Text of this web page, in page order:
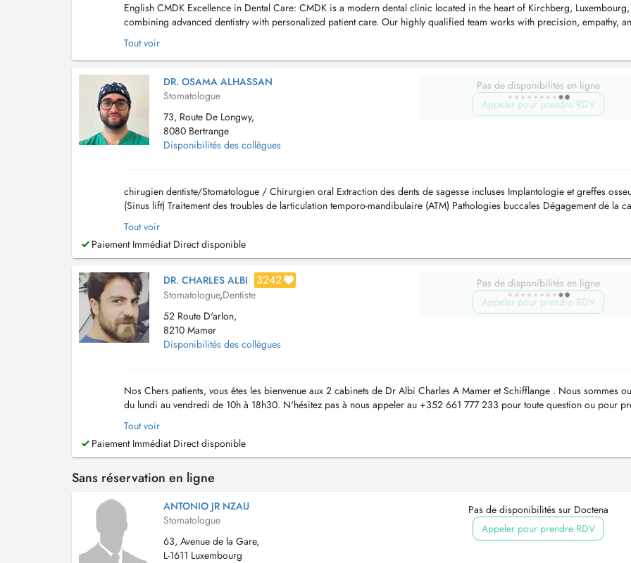
English CMDK Excellence in Dental Care: CMDK is a modern dental clinic located in the heart of Kirchberg, Luxembourg,
combining advanced dentistry with personalized patient care. Our highly qualified team works with precision, empathy,
of-the-art technology. We provide a full ran...
Tout voir
DR. OSAMA ALHASSAN
Stomatologue
73, Route De Longwy,
8080 Bertrange
Disponibilités des collègues
Pas de disponibilités en ligne
Appeler pour prendre RDV
chirugien dentiste/Stomatologue / Chirurgien oral Extraction des dents de sagesse incluses Implantologie et greffes
(Sinus lift) Traitement des troubles de larticulation temporo-mandibulaire (ATM) Pathologies buccales Dégagement de la
incluse Prise en charge d...
Tout voir
Paiement Immédiat Direct disponible
DR. CHARLES ALBI 3242
Stomatologue,Dentiste
52 Route D'arlon,
8210 Mamer
Disponibilités des collègues
Pas de disponibilités en ligne
Appeler pour prendre RDV
Nos Chers patients, vous êtes les bienvenue aux 2 cabinets de Dr Albi Charles A Mamer et Schifflange . Nous sommes
du lundi au vendredi de 10h à 18h30. N'hésitez pas à nous appeler au +352 661 777 233 pour toute question ou pour
rendez-vous. Nous sommes impatients de vous rencont...
Tout voir
Paiement Immédiat Direct disponible
Sans réservation en ligne
ANTONIO JR NZAU
Stomatologue
63, Avenue de la Gare,
L-1611 Luxembourg
Pas de disponibilités sur Doctena
Appeler pour prendre RDV